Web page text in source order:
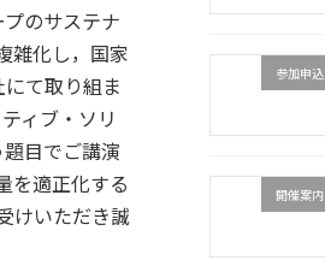
のサステナ
雑化し，国家
て取り組ま
ィブ・ソリ
目でご講演
を適正化する
けいただき誠
参加申込
開催案内